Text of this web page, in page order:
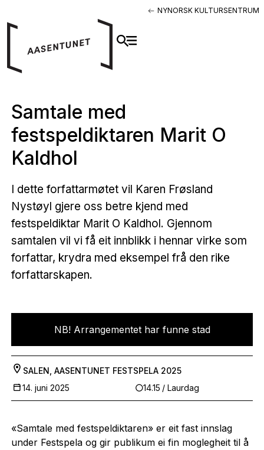
NYNORSK KULTURSENTRUM
Samtale med
festspeldiktaren Marit O
Kaldhol
I dette forfattarmøtet vil Karen Frøsland
Nystøyl gjere oss betre kjend med
festspeldiktar Marit O Kaldhol. Gjennom
samtalen vil vi få eit innblikk i hennar virke som
forfattar, krydra med eksempel frå den rike
forfattarskapen.
NB! Arrangementet har funne stad
SALEN, AASENTUNET FESTSPELA 2025
14. juni 2025
14.15 / Laurdag
«Samtale med festspeldiktaren» er eit fast innslag
under Festspela og gir publikum ei fin moglegheit til å